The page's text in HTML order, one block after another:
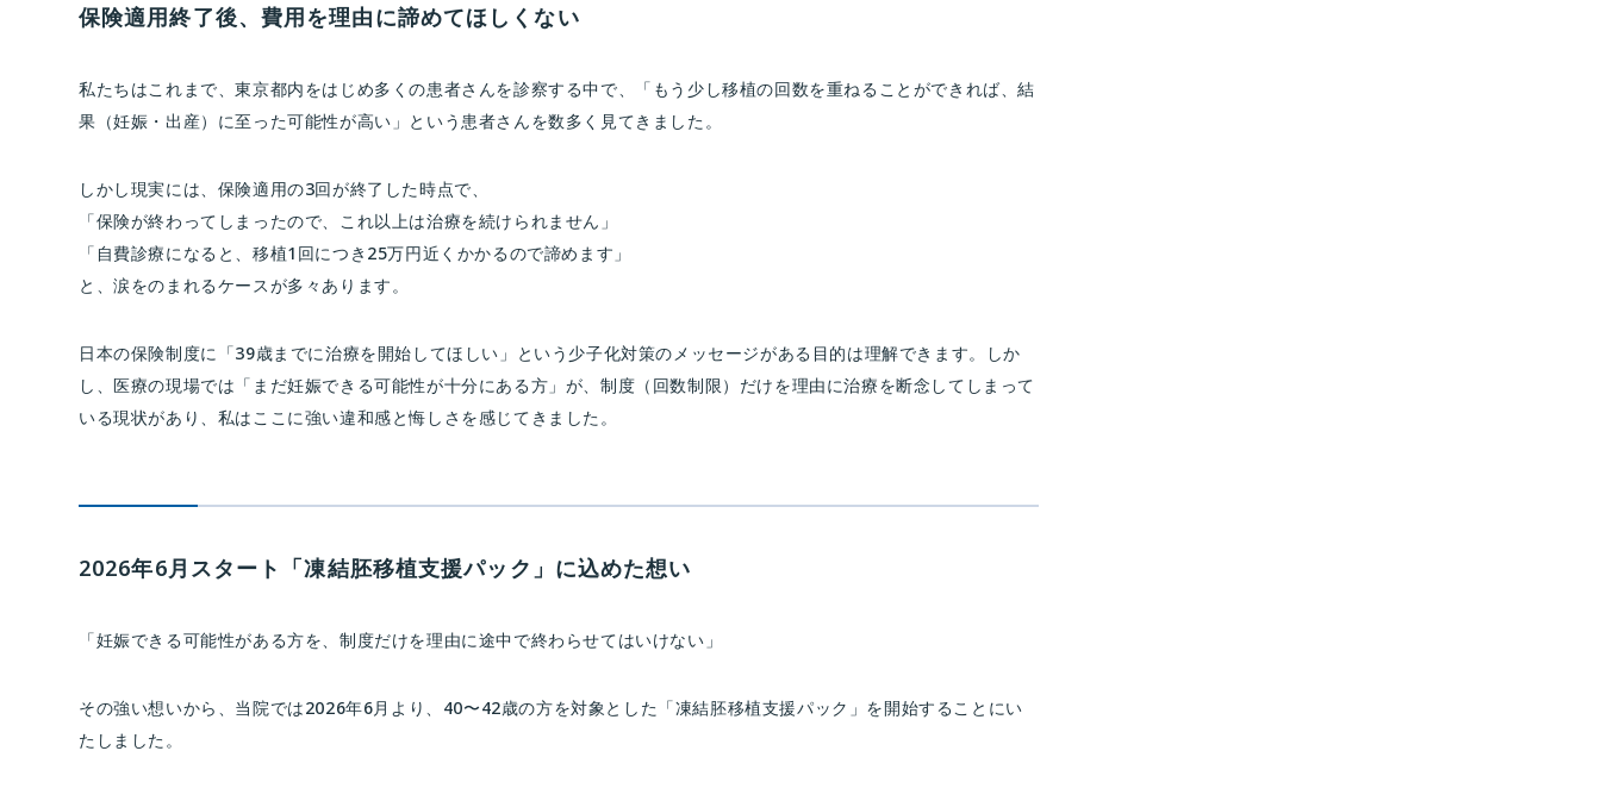
保険適用終了後、費用を理由に諦めてほしくない
私たちはこれまで、東京都内をはじめ多くの患者さんを診察する中で、「もう少し移植の回数を重ねることができれば、結
果（妊娠・出産）に至った可能性が高い」という患者さんを数多く見てきました。
しかし現実には、保険適用の3回が終了した時点で、
「保険が終わってしまったので、これ以上は治療を続けられません」
「自費診療になると、移植1回につき25万円近くかかるので諦めます」
と、涙をのまれるケースが多々あります。
日本の保険制度に「39歳までに治療を開始してほしい」という少子化対策のメッセージがある目的は理解できます。しか
し、医療の現場では「まだ妊娠できる可能性が十分にある方」が、制度（回数制限）だけを理由に治療を断念してしまって
いる現状があり、私はここに強い違和感と悔しさを感じてきました。
2026年6月スタート「凍結胚移植支援パック」に込めた想い
「妊娠できる可能性がある方を、制度だけを理由に途中で終わらせてはいけない」
その強い想いから、当院では2026年6月より、40〜42歳の方を対象とした「凍結胚移植支援パック」を開始することにい
たしました。